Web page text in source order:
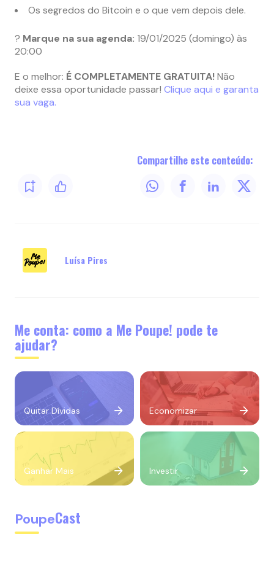
Os segredos do Bitcoin e o que vem depois dele.
? Marque na sua agenda: 19/01/2025 (domingo) às
20:00
E o melhor: É COMPLETAMENTE GRATUITA!Não
deixe essa oportunidade passar! Clique aqui e garanta
sua vaga.
Compartilhe este conteúdo:
Luísa Pires
Me conta: como a Me Poupe! pode te
ajudar?
Quitar Dívidas Economizar
Ganhar Mais Investir
PoupeCast